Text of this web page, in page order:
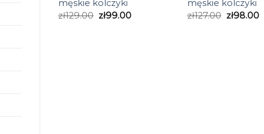
męskie kolczyki
zł129.00 zł99.00
męskie kolczyki
zł127.00 zł98.00